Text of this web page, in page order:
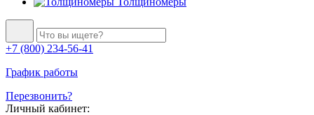
+7 (800) 234-56-41
График работы
Перезвонить?
Личный кабинет: